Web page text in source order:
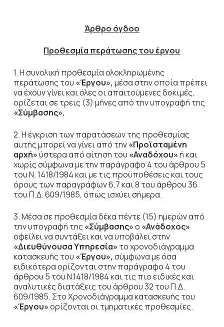
Άρθρο όγδοο
Προθεσμία περάτωσης του έργου
1. Η συνολική προθεσμία ολοκληρωμένης
περάτωσης του «Έργου», μέσα στην οποία πρέπει
να έχουν γίνει και όλες οι απαιτούμενες δοκιμές,
ορίζεται σε τρεις (3) μήνες από την υπογραφή της
«Σύμβασης».
2. Η έγκριση των παρατάσεων της προθεσμίας
αυτής μπορεί να γίνει από την«Προϊσταμένη
αρχή»ύστερα από αίτηση του «Αναδόχου»ή και
χωρίς σύμφωνα με την παράγραφο 4 του άρθρου 5
του Ν. 1418/1984 και με τις προϋποθέσεις και τους
όρους των παραγράφων 6,7 και 8 του άρθρου 36
του Π.Δ. 609/1985, όπως ισχύει σήμερα.
3. Μέσα σε προθεσμία δέκα πέντε (15) ημερών από
την υπογραφή της «Σύμβασης»ο «Ανάδοχος»
οφείλει να συντάξει και να υποβάλει στην
«Διευθύνουσα Υπηρεσία» το χρονοδιάγραμμα
κατασκευής του «Έργου», σύμφωνα με όσα
ειδικότερα ορίζονται στην παράγραφο 4 του
άρθρου 5 του Ν.1418/1984 και τις πιο ειδικές και
αναλυτικές διατάξεις του άρθρου 32 του Π.Δ.
609/1985. Στο Χρονοδιάγραμμα κατασκευής του
«Έργου»ορίζονται οι τμηματικές προθεσμίες.